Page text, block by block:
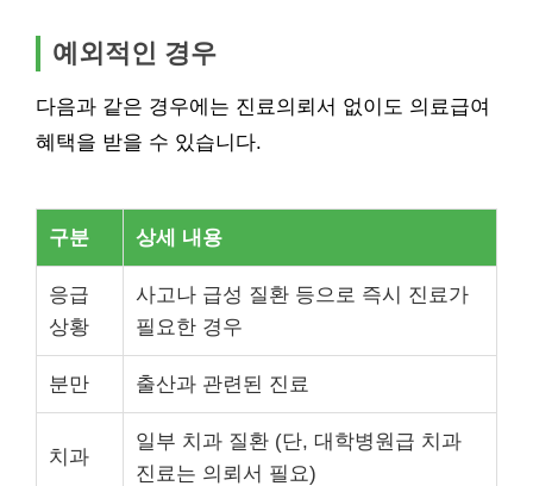
예외적인 경우
다음과 같은 경우에는 진료의뢰서 없이도 의료급여
혜택을 받을 수 있습니다.
구분 상세 내용
응급
상황
사고나 급성 질환 등으로 즉시 진료가
필요한 경우
분만 출산과 관련된 진료
치과
일부 치과 질환 (단, 대학병원급 치과
진료는 의뢰서 필요)